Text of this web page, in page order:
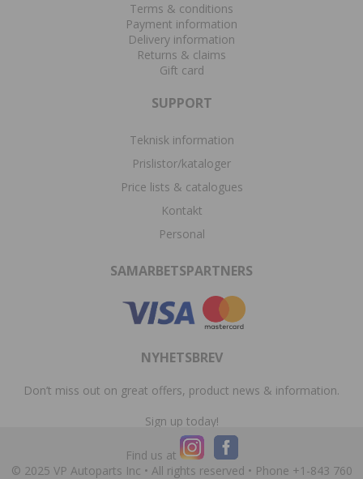
Terms & conditions
Payment information
Delivery information
Returns & claims
Gift card
SUPPORT
Teknisk information
Prislistor/kataloger
Price lists & catalogues
Kontakt
Personal
SAMARBETSPARTNERS
NYHETSBREV
Don’t miss out on great offers, product news & information.
Sign up today!
Find us at
© 2025 VP Autoparts Inc • All rights reserved • Phone +1-843 760